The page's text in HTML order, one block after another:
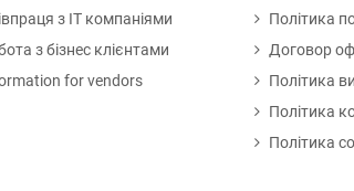
з ІТ компаніями
з бізнес клієнтами
for vendors
Політика
Договор
Політика
Політика
Політика